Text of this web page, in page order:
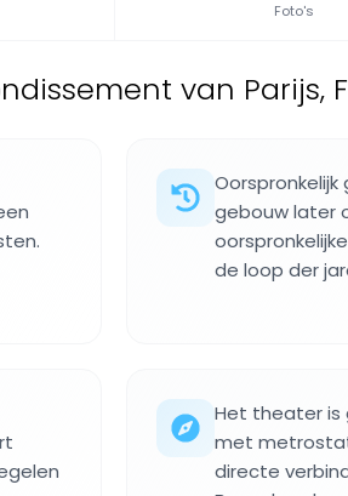
Foto's
van Parijs,
gebouw later
de loop der
Het theater is
met
directe